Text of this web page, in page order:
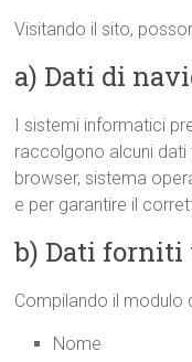
Visitando il sito,
a) Dati di
I sistemi informatici
raccolgono alcuni dati
browser, sistema
e per garantire il
b) Dati forniti
Compilando il modulo
Nome